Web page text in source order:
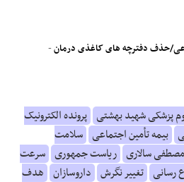
حذف دفترچه های کاغذی درمان-
پزشکی شهید بهشتی پرونده الکترونیک
بیمه تأمین اجتماعی سلامت
مصطفی سالاری ریاست جمهوری سرعت
رسانی تغییر نگرش داروسازان هدف